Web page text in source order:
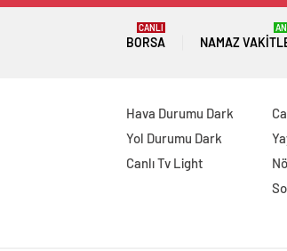
BORSA
CANLI
NAMAZ
Hava Durumu Dark
Yol Durumu Dark
Canlı Tv Light